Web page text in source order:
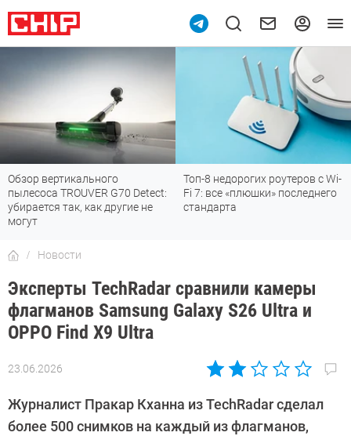
Обзор вертикального
пылесоса TROUVER G70 Detect:
убирается так, как другие не
могут
Топ-8 недорогих роутеров с Wi-
Fi 7: все «плюшки» последнего
стандарта
Новости
Эксперты TechRadar сравнили камеры
флагманов Samsung Galaxy S26 Ultra и
OPPO Find X9 Ultra
23.06.2026
Автор:
Калашников
Журналист Пракар Кханна из TechRadar сделал
более 500 снимков на каждый из флагманов,